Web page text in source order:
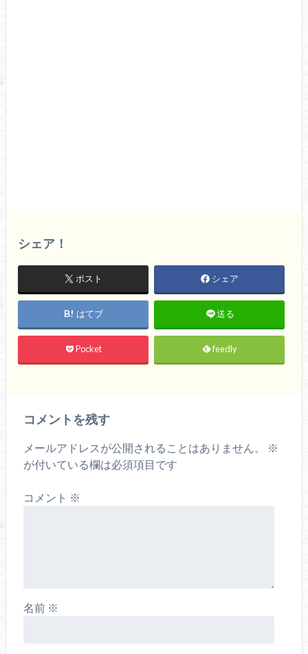
シェア！
ポスト シェア
はてブ 送る
Pocket feedly
コメントを残す
メールアドレスが公開されることはありません。
※
が付いている欄は必須項目です
コメント ※
名前 ※